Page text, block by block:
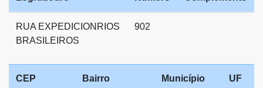
RUA EXPEDICIONRIOS
BRASILEIROS
902
CEP Bairro Município UF